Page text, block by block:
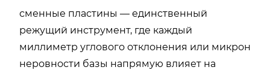
сменные пластины — единственный
режущий инструмент, где каждый
миллиметр углового отклонения или микрон
неровности базы напрямую влияет на